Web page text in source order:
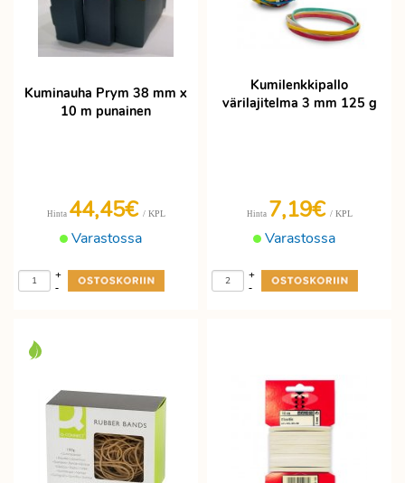
Kuminauha Prym 38 mm x
10 m punainen
Varastossa
Hinta 44,45€ / KPL
-
+
Kumilenkkipallo
värilajitelma 3 mm 125 g
Varastossa
Hinta 7,19€ / KPL
-
+